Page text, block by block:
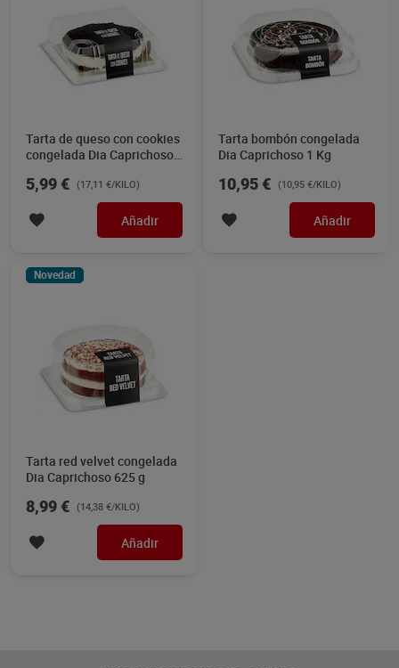
Tarta de queso con cookies
congelada Dia Caprichoso
5,99 € (17,11 €/KILO)
Añadir
Tarta bombón congelada
Dia Caprichoso 1 Kg
10,95 € (10,95 €/KILO)
Añadir
Novedad
Tarta red velvet congelada
Dia Caprichoso 625 g
8,99 € (14,38 €/KILO)
Añadir